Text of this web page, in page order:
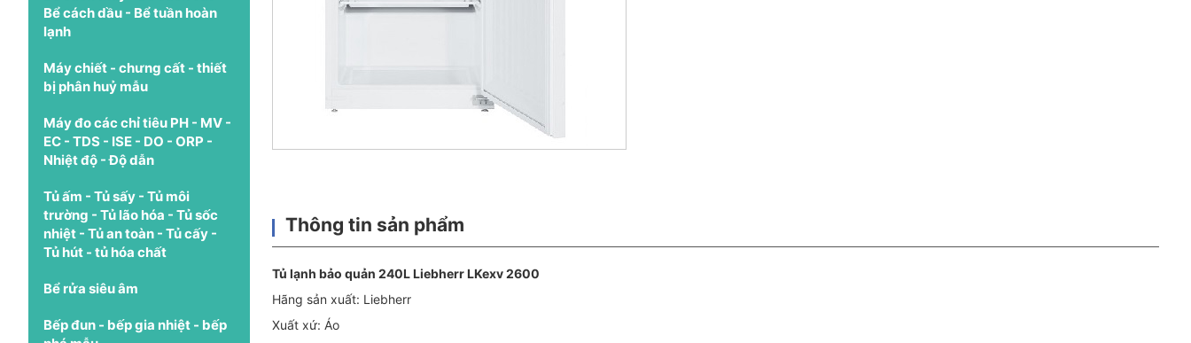
Bể cách dầu - Bể tuần hoàn
lạnh
Máy chiết - chưng cất - thiết
bị phân huỷ mẫu
Máy đo các chỉ tiêu PH - MV -
EC - TDS - ISE - DO - ORP -
Nhiệt độ - Độ dẫn
Tủ ấm - Tủ sấy - Tủ môi
trường - Tủ lão hóa - Tủ sốc
nhiệt - Tủ an toàn - Tủ cấy -
Tủ hút - tủ hóa chất
Bể rửa siêu âm
Bếp đun - bếp gia nhiệt - bếp
Thông tin sản phẩm
Tủ lạnh bảo quản 240L Liebherr LKexv 2600
Hãng sản xuất: Liebherr
Xuất xứ: Áo